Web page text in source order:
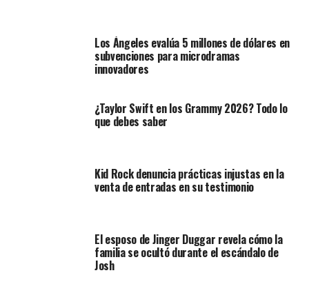
Los Ángeles evalúa 5 millones de dólares en
subvenciones para microdramas
innovadores
¿Taylor Swift en los Grammy 2026? Todo lo
que debes saber
Kid Rock denuncia prácticas injustas en la
venta de entradas en su testimonio
El esposo de Jinger Duggar revela cómo la
familia se ocultó durante el escándalo de
Josh